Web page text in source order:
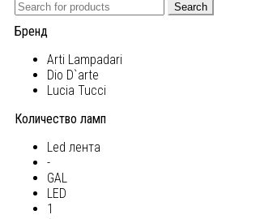
Search
Бренд
Arti Lampadari
Dio D`arte
Lucia Tucci
Количество ламп
Led лента
-
GAL
LED
1